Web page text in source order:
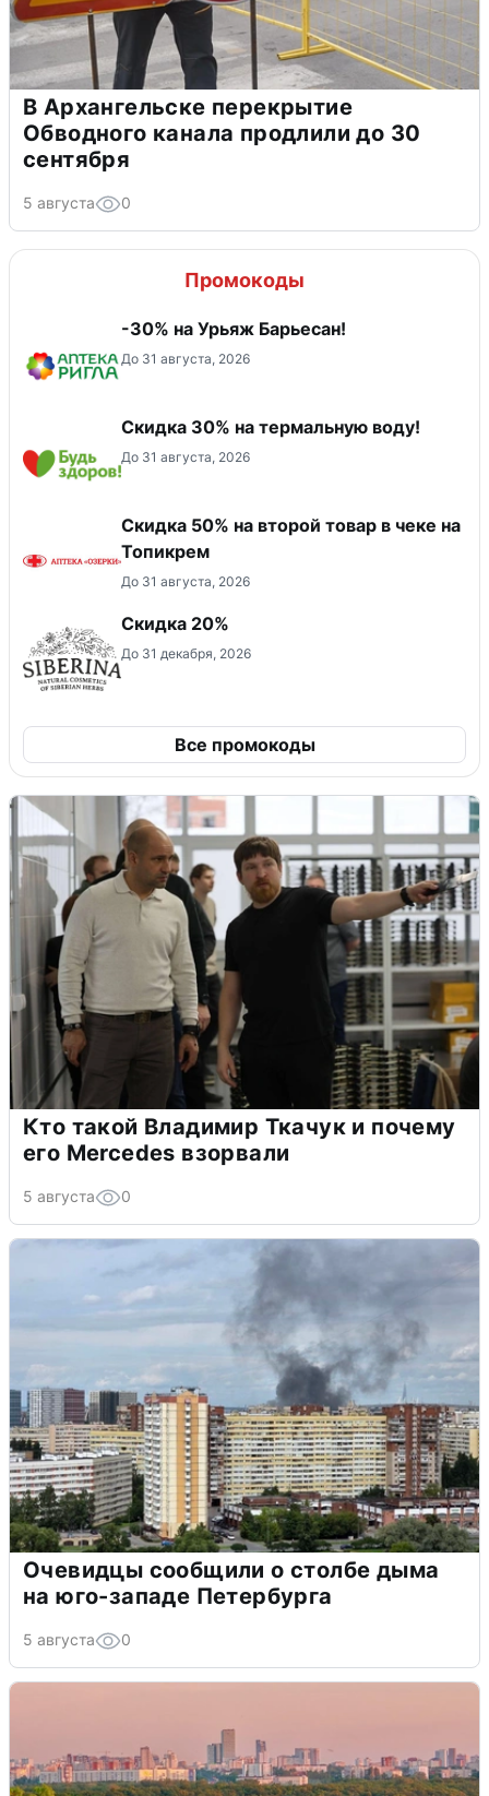
В Архангельске перекрытие
Обводного канала продлили до 30
сентября
5 августа 0
Промокоды
-30% на Урьяж Барьесан!
До 31 августа, 2026
Скидка 30% на термальную воду!
До 31 августа, 2026
Скидка 50% на второй товар в чеке на
Топикрем
До 31 августа, 2026
Скидка 20%
До 31 декабря, 2026
Все промокоды
Кто такой Владимир Ткачук и почему
его Mercedes взорвали
5 августа 0
Очевидцы сообщили о столбе дыма
на юго-западе Петербурга
5 августа 0